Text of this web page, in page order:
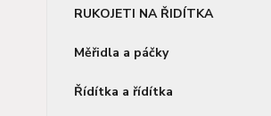
RUKOJETI NA ŘIDÍTKA
Měřidla a páčky
Řídítka a řídítka